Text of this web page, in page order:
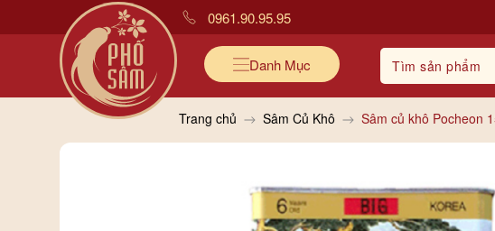
0961.90.95.95
Danh Mục
Trang chủ Sâm Củ Khô Sâm củ khô Pocheon